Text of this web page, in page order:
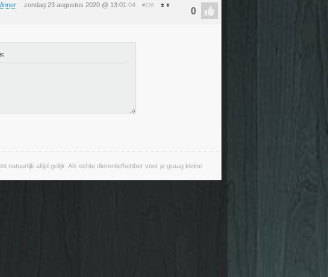
zondag 23 augustus 2020 @ 13:01 :04 #226
natuurlijk altijd gelijk. Als echte dierenliefhebber voer je graag kleine